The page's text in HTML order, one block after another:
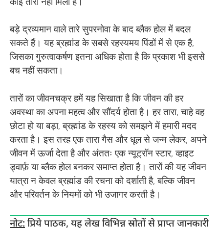
बड़े द्रव्यमान वाले तारे सुपरनोवा के बाद ब्लैक होल में बदल
सकते हैं। यह ब्रह्मांड के सबसे रहस्यमय पिंडों में से एक है,
जिसका गुरुत्वाकर्षण इतना अधिक होता है कि प्रकाश भी इससे
बच नहीं सकता।
तारों का जीवनचक्र हमें यह सिखाता है कि जीवन की हर
अवस्था का अपना महत्व और सौंदर्य होता है। हर तारा, चाहे वह
छोटा हो या बड़ा, ब्रह्मांड के रहस्य को समझने में हमारी मदद
करता है। इस तरह एक तारा गैस और धूल से जन्म लेकर, अपने
जीवन में ऊर्जा देता है और अंततः एक न्यूट्रॉन स्टार, व्हाइट
ड्वार्फ़ या ब्लैक होल बनकर समाप्त होता है। तारों की यह जीवन
यात्रा न केवल ब्रह्मांड की रचना को दर्शाती है, बल्कि जीवन
और परिवर्तन के नियमों को भी उजागर करती है।
नोट: प्रिये पाठक, यह लेख विभिन्न स्रोतों से प्राप्त जानकारी